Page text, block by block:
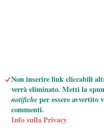
Non inserire link cliccabili
verrà eliminato. Metti la
notificheper essere avvertito
commenti.
Info sulla Privacy